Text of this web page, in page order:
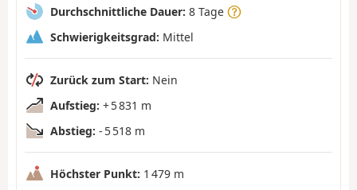
Durchschnittliche Dauer: 8 Tage
Schwierigkeitsgrad: Mittel
Zurück zum Start: Nein
Aufstieg: + 5 831 m
Abstieg: - 5 518 m
Höchster Punkt: 1 479 m